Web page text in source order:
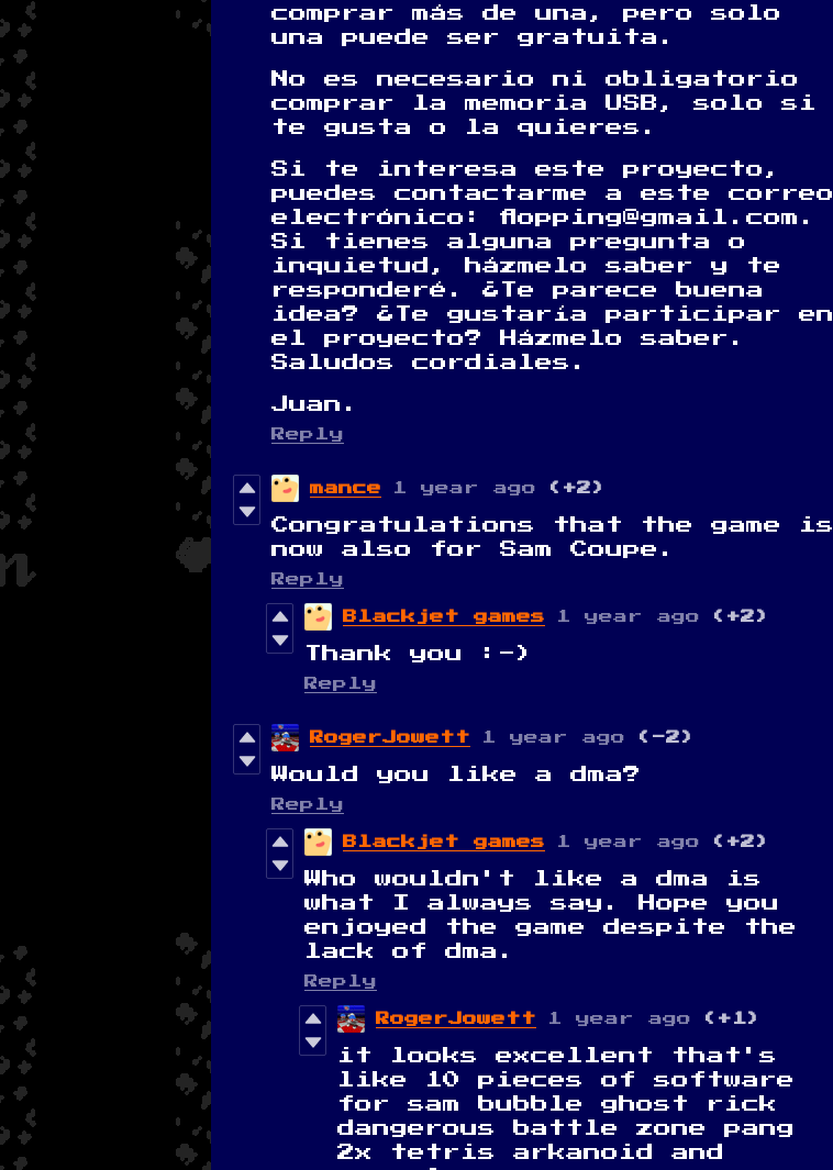
comprar más de una, pero solo
una puede ser gratuita.
No es necesario ni obligatorio
comprar la memoria USB, solo si
te gusta o la quieres.
Si te interesa este proyecto,
puedes contactarme a este correo
electrónico: flopping@gmail.com.
Si tienes alguna pregunta o
inquietud, házmelo saber y te
responderé. ¿Te parece buena
idea? ¿Te gustaría participar en
el proyecto? Házmelo saber.
Saludos cordiales.
Juan.
Reply
mance 1 year ago (+2)
Congratulations that the game is
now also for Sam Coupe.
Reply
Blackjet games 1 year ago (+2)
Thank you :-)
Reply
RogerJowett 1 year ago (-2)
Would you like a dma?
Reply
Blackjet games 1 year ago (+2)
Who wouldn't like a dma is
what I always say. Hope you
enjoyed the game despite the
lack of dma.
Reply
RogerJowett 1 year ago (+1)
it looks excellent that's
like 10 pieces of software
for sam bubble ghost rick
dangerous battle zone pang
2x tetris arkanoid and